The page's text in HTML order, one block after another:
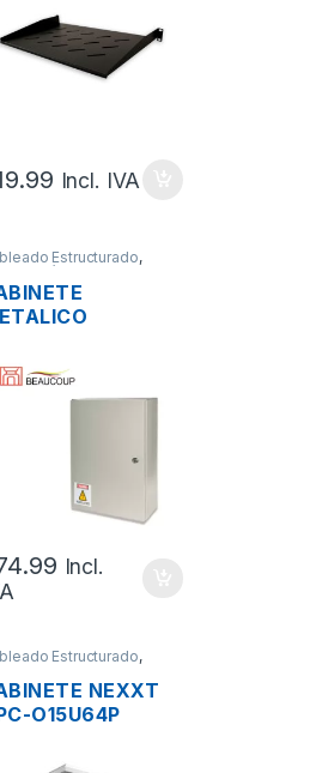
Incl. IVA
Estructurado,
LIVIANO
Incl.
Estructurado,
NEXXT
O15U64P